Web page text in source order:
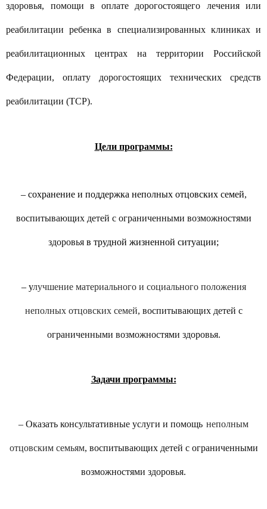
здоровья, помощи в оплате дорогостоящего лечения или
реабилитации ребенка в специализированных клиниках и
реабилитационных центрах на территории Российской
Федерации, оплату дорогостоящих технических средств
реабилитации (ТСР).
Цели программы:
– сохранение и поддержка неполных отцовских семей,
воспитывающих детей с ограниченными возможностями
здоровья в трудной жизненной ситуации;
– улучшение материального и социального положения
неполных отцовских семей, воспитывающих детей с
ограниченными возможностями здоровья.
Задачипрограммы:
– Оказать консультативные услуги и помощь неполным
отцовскимсемьям, воспитывающих детей с ограниченными
возможностями здоровья.